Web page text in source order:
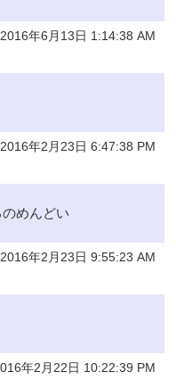
年6月13日 1:14:38 AM
年2月23日 6:47:38 PM
めんどい
年2月23日 9:55:23 AM
年2月22日 10:22:39 PM